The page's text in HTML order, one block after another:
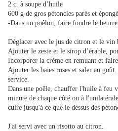
2 c. à soupe d’huile
600 g de gros pétoncles parés et
-Dans un poêlon, faire fondre le
Déglacer avec le jus de citron et le vin
Ajouter le zeste et le sirop d’érable,
Incorporer la crème en remuant et
Ajouter les baies roses et saler au
service.
Dans une poêle, chauffer l'huile à feu
minute de chaque côté ou à
cuire jusqu'à ce que le dessus des
J'ai servi avec un risotto au citron.